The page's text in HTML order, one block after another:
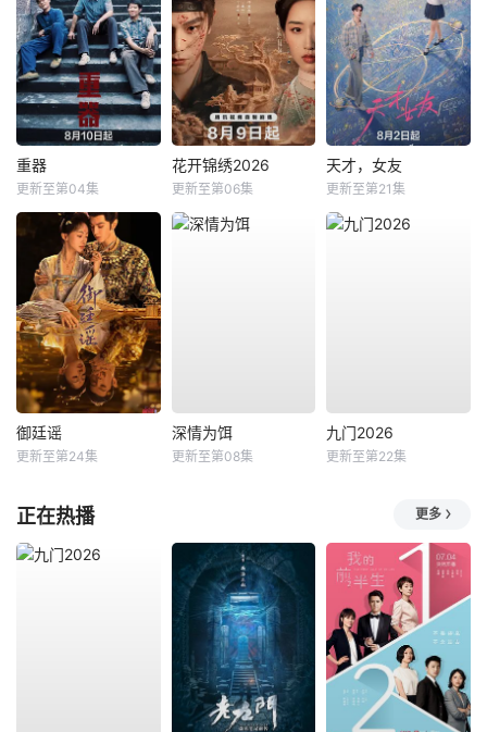
重器
更新至第04集
花开锦绣2026
更新至第06集
天才，女友
更新至第21集
御廷谣
更新至第24集
深情为饵
更新至第08集
九门2026
更新至第22集
正在热播 更多